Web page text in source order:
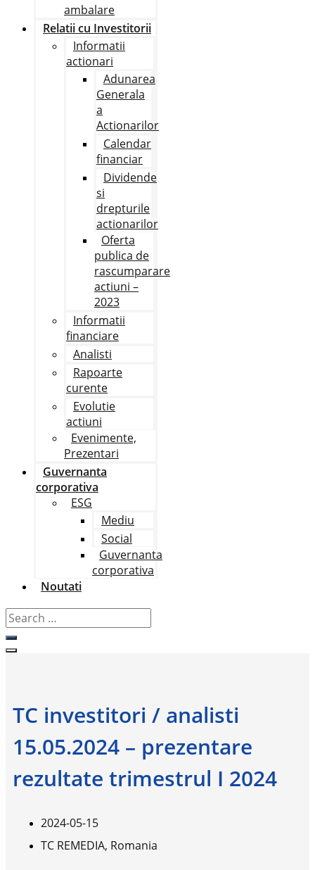
ambalare
Relatii cu Investitorii
Informatii
actionari
Adunarea
Generala
a
Actionarilor
Calendar
financiar
Dividende
si
drepturile
actionarilor
Oferta
publica de
rascumparare
actiuni –
2023
Informatii
financiare
Analisti
Rapoarte
curente
Evolutie
actiuni
Evenimente,
Prezentari
Guvernanta
corporativa
ESG
Mediu
Social
Guvernanta
corporativa
Noutati
Search
…
TC investitori / analisti
15.05.2024 – prezentare
rezultate trimestrul I 2024
2024-05-15
TC REMEDIA, Romania